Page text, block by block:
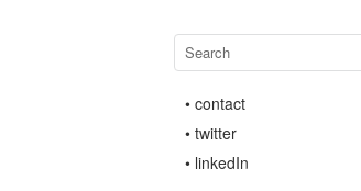
• contact
• twitter
• linkedIn